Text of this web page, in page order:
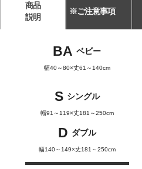
商品
説明
※ご注意事項
BA ベビー
幅40～80×丈61～140cm
S シングル
幅91～119×丈181～250cm
D ダブル
幅140～149×丈181～250cm